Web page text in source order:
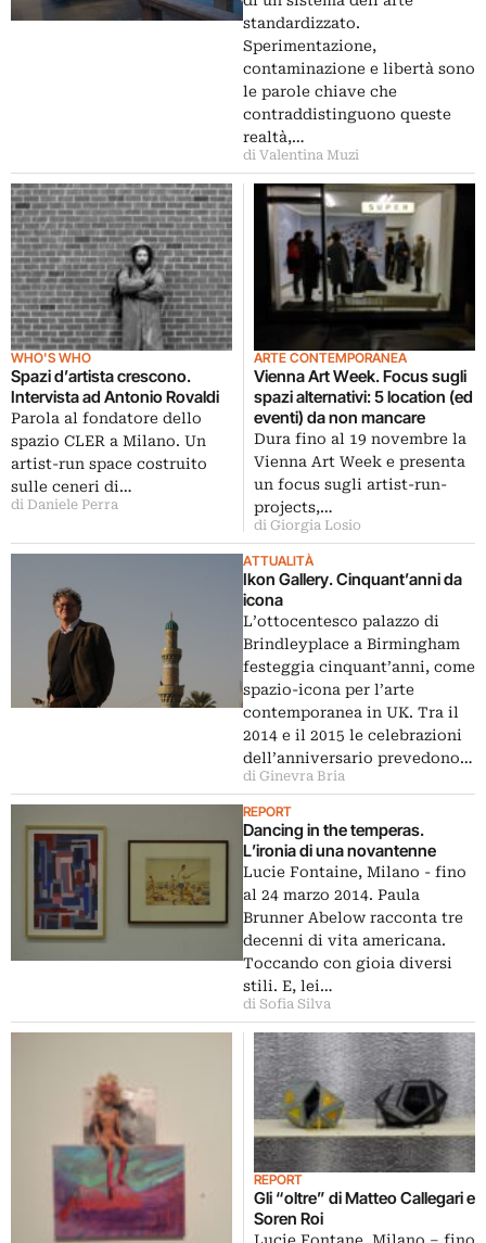
standardizzato.
Sperimentazione,
contaminazione e libertà sono
le parole chiave che
contraddistinguono queste
realtà,…
di Valentina Muzi
WHO'S WHO
Spazi d’artista crescono.
Intervista ad Antonio Rovaldi
Parola al fondatore dello
spazio CLER a Milano. Un
artist-run space costruito
sulle ceneri di…
di Daniele Perra
ARTE CONTEMPORANEA
Vienna Art Week. Focus sugli
spazi alternativi: 5 location (ed
eventi) da non mancare
Dura fino al 19 novembre la
Vienna Art Week e presenta
un focus sugli artist-run-
projects,…
di Giorgia Losio
ATTUALITÀ
Ikon Gallery. Cinquant’anni da
icona
L’ottocentesco palazzo di
Brindleyplace a Birmingham
festeggia cinquant’anni, come
spazio-icona per l’arte
contemporanea in UK. Tra il
2014 e il 2015 le celebrazioni
dell’anniversario prevedono…
di Ginevra Bria
REPORT
Dancing in the temperas.
L’ironia di una novantenne
Lucie Fontaine, Milano - fino
al 24 marzo 2014. Paula
Brunner Abelow racconta tre
decenni di vita americana.
Toccando con gioia diversi
stili. E, lei…
di Sofia Silva
REPORT
Gli “oltre” di Matteo Callegari e
Soren Roi